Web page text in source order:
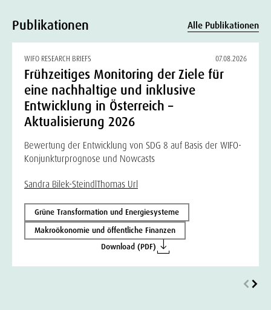
Publikationen Alle Publikationen
WIFO RESEARCH BRIEFS 07.08.2026
Frühzeitiges Monitoring der Ziele für
eine nachhaltige und inklusive
Entwicklung in Österreich –
Aktualisierung 2026
Bewertung der Entwicklung von SDG 8 auf Basis der WIFO-
Konjunkturprognose und Nowcasts
Sandra Bilek-SteindlThomas Url
Grüne Transformation und Energiesysteme
Makroökonomie und öffentliche Finanzen
Download (PDF)